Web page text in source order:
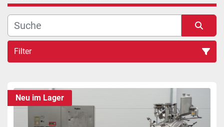
Filter
Neu im Lager